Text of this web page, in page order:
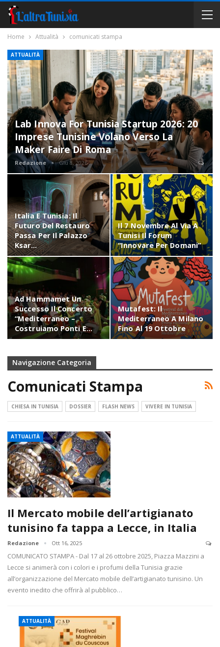
Home Attualità comunicati stampa
ATTUALITÀ
Lab Innova For Tunisia Startup 2026: 20
Imprese Tunisine Volano Verso La
Maker Faire Di Roma
Redazione Giu 8, 2026
Italia E Tunisia: Il
Futuro Del Restauro
Passa Per Il Palazzo
Ksar…
Il 7 Novembre Al Via A
Tunisi Il Forum
“Innovare Per Domani”
Ad Hammamet Un
Successo Il Concerto
“Mediterraneo –
Costruiamo Ponti E…
Mutafest: Il
Mediterraneo A Milano
Fino Al 19 Ottobre
Navigazione Categoria
Comunicati Stampa
CHIESA IN TUNISIA DOSSIER FLASH NEWS VIVERE IN TUNISIA
ATTUALITÀ
Il Mercato mobile dell’artigianato
tunisino fa tappa a Lecce, in Italia
Redazione Ott 16, 2025
COMUNICATO STAMPA - Dal 17 al 26 ottobre 2025, Piazza Mazzini a
Lecce si animerà con i colori e i profumi della Tunisia grazie
all’organizzazione del Mercato mobile dell’artigianato tunisino. Un
evento inedito che offrirà al pubblico…
ATTUALITÀ